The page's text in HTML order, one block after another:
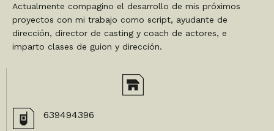
Actualmente compagino el desarrollo de mis próximos
proyectos con mi trabajo como script, ayudante de
dirección, director de casting y coach de actores, e
imparto clases de guion y dirección.
639494396